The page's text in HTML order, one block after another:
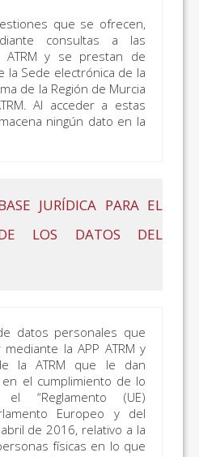
que se ofrecen,
consultas a las
ATRM y se prestan de
la Sede electrónica de la
de la Región de Murcia
Al acceder a estas
ningún dato en la
JURÍDICA PARA EL
LOS DATOS DEL
datos personales que
la APP ATRM y
la ATRM que le dan
el cumplimiento de lo
“Reglamento (UE)
Europeo y del
de 2016, relativo a la
físicas en lo que